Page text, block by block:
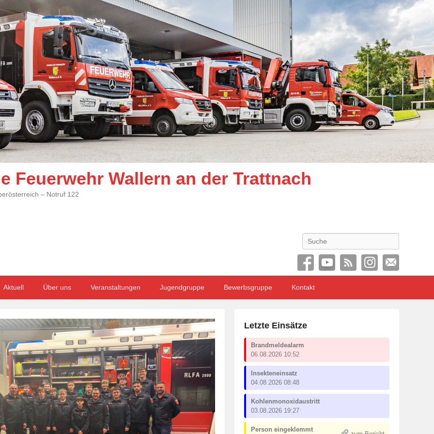
Feuerwehr Wallern an der Trattnach
– Notruf 122
Search
Aktuell Über uns Veranstaltungen Jugendgruppe Bewerbsgruppe Kontakt
Letzte Einsätze
Brandmeldealarm
06.08.2026 10:52
Insekteneinsatz
04.08.2026 08:48
Kohlenmonoxidaustritt
03.08.2026 19:27
Person eingeklemmt